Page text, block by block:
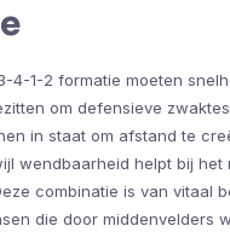
4-1-2 formatie moeten
om defensieve
in staat om afstand te
wendbaarheid helpt bij het
combinatie is van vitaal
die door middenvelders